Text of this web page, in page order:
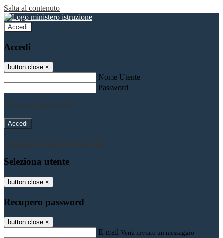
Salta al contenuto
Accedi
Accedi
button close ×
Nome Utente
Password
Password dimenticata?
-
Entra con SPID
Entra con CIE
Seleziona utente
button close ×
Recupero password
button close ×
E-mail Verrà inviato un messaggio